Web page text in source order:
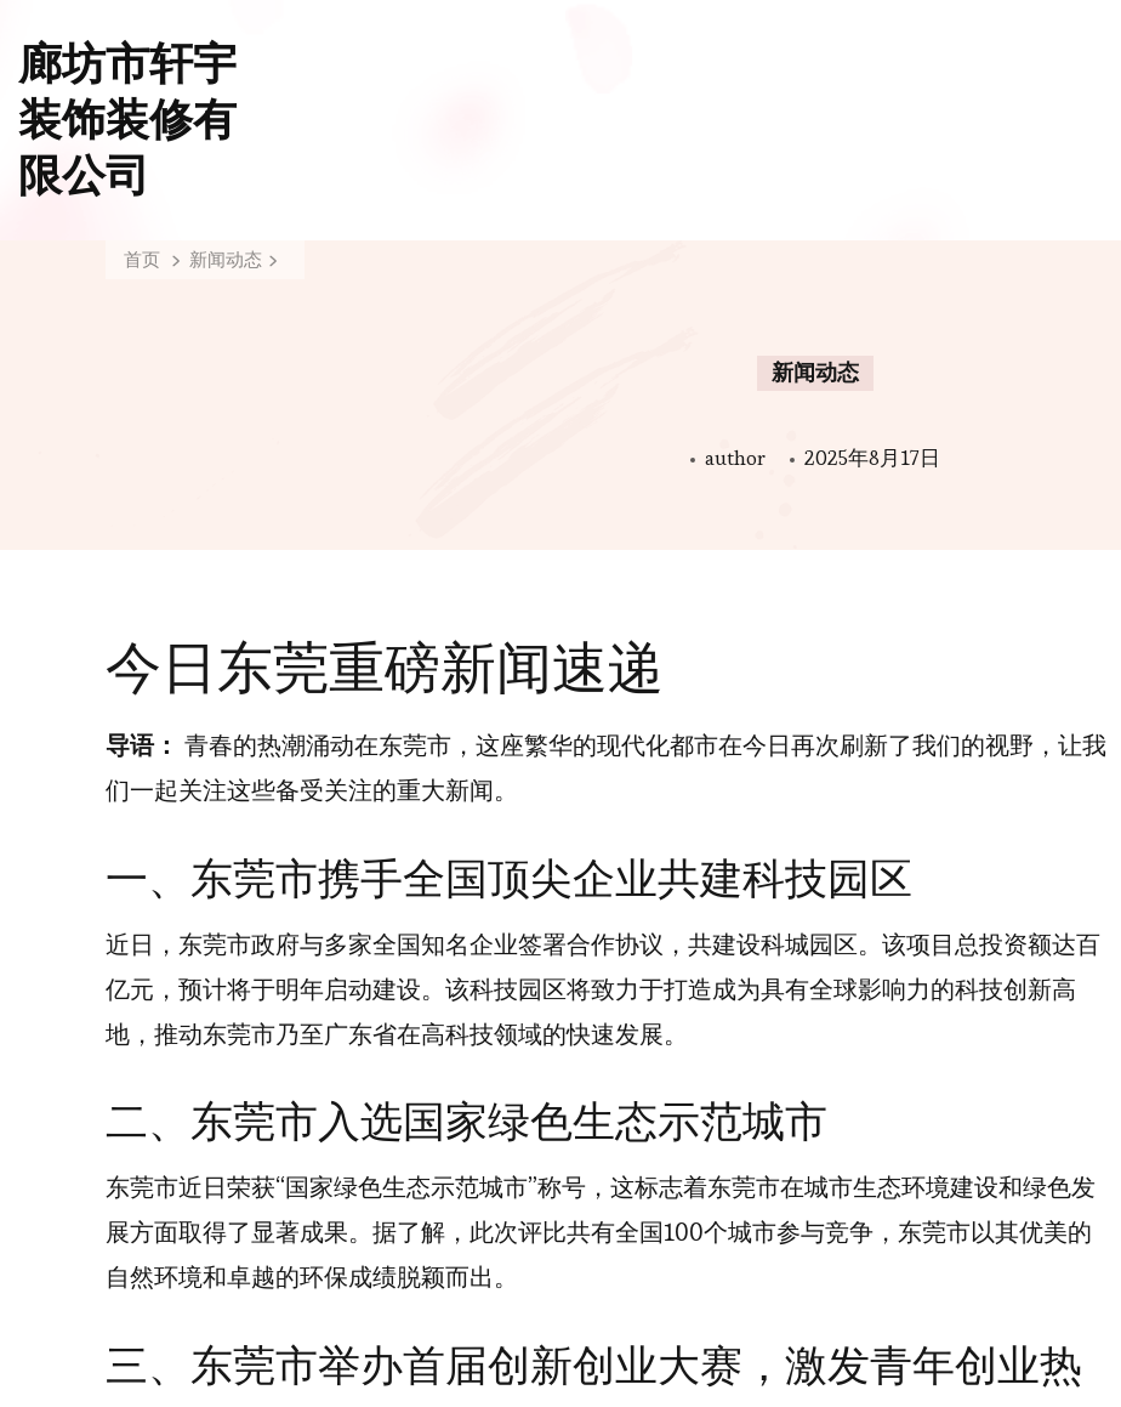
廊坊市轩宇
装饰装修有
限公司
首页 新闻动态
新闻动态
author 2025年8月17日
今日东莞重磅新闻速递
导语： 青春的热潮涌动在东莞市，这座繁华的现代化都市在今日再次刷新了我们的视野，让我
们一起关注这些备受关注的重大新闻。
一、东莞市携手全国顶尖企业共建科技园区
近日，东莞市政府与多家全国知名企业签署合作协议，共建设科城园区。该项目总投资额达百
亿元，预计将于明年启动建设。该科技园区将致力于打造成为具有全球影响力的科技创新高
地，推动东莞市乃至广东省在高科技领域的快速发展。
二、东莞市入选国家绿色生态示范城市
东莞市近日荣获“国家绿色生态示范城市”称号，这标志着东莞市在城市生态环境建设和绿色发
展方面取得了显著成果。据了解，此次评比共有全国100个城市参与竞争，东莞市以其优美的
自然环境和卓越的环保成绩脱颖而出。
三、东莞市举办首届创新创业大赛，激发青年创业热